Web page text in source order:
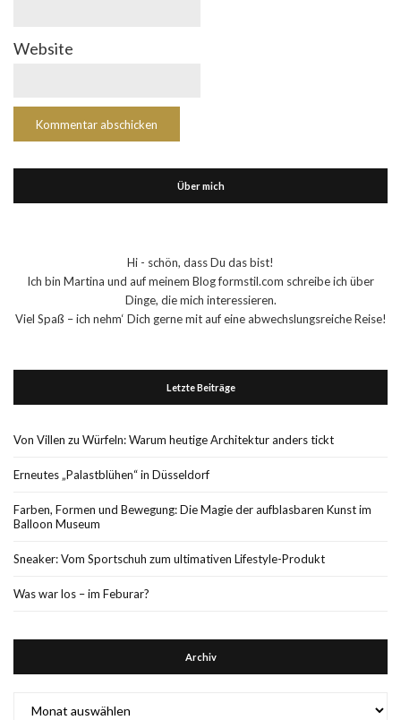
Website
Über mich
Hi - schön, dass Du das bist!
Ich bin Martina und auf meinem Blog formstil.com schreibe ich über
Dinge, die mich interessieren.
Viel Spaß – ich nehm‘ Dich gerne mit auf eine abwechslungsreiche Reise!
Letzte Beiträge
Von Villen zu Würfeln: Warum heutige Architektur anders tickt
Erneutes „Palastblühen“ in Düsseldorf
Farben, Formen und Bewegung: Die Magie der aufblasbaren Kunst im
Balloon Museum
Sneaker: Vom Sportschuh zum ultimativen Lifestyle-Produkt
Was war los – im Feburar?
Archiv